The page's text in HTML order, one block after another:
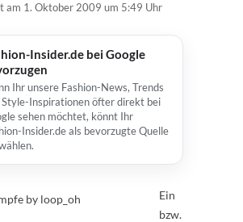
am 1. Oktober 2009 um 5:49 Uhr
Insider.de bei Google
Ihr unsere Fashion-News, Trends
Style-Inspirationen öfter direkt bei
sehen möchtet, könnt Ihr
Insider.de als bevorzugte Quelle
Ein
bzw.